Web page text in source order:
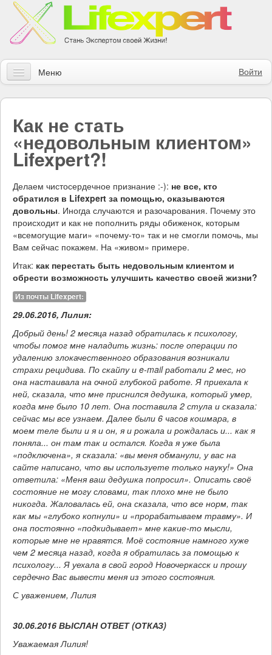
Войти
Меню
Статьи
Инструменты
Обучение
Правила получения заказов
Магазин
Искать
Как не стать
«недовольным клиентом»
Lifexpert?!
Делаем чистосердечное признание :-): не все, кто
обратился в Lifexpert за помощью, оказываются
довольны. Иногда случаются и разочарования. Почему это
происходит и как не пополнить ряды обиженок, которым
«всемогущие маги» «почему-то» так и не смогли помочь, мы
Вам сейчас покажем. На «живом» примере.
Итак: как перестать быть недовольным клиентом и
обрести возможность улучшить качество своей жизни?
Из почты Lifexpert:
29.06.2016, Лилия:
Добрый день! 2 месяца назад обратилась к психологу,
чтобы помог мне наладить жизнь: после операции по
удалению злокачественного образования возникали
страхи рецидива. По скайпу и e-mail работали 2 мес, но
она настаивала на очной глубокой работе. Я приехала к
ней, сказала, что мне приснился дедушка, который умер,
когда мне было 10 лет. Она поставила 2 стула и сказала:
сейчас мы все узнаем. Далее были 6 часов кошмара, в
моем теле были и я и он, я и рожала и рождалась и... как я
поняла... он там так и остался. Когда я уже была
«подключена», я сказала: «вы меня обманули, у вас на
сайте написано, что вы используете только науку!» Она
ответила: «Меня ваш дедушка попросил». Описать своё
состояние не могу словами, так плохо мне не было
никогда. Жаловалась ей, она сказала, что все норм, так
как мы «глубоко копнули» и «прорабатываем травму». И
она постоянно «подкидывает» мне какие-то мысли,
которые мне не нравятся. Моё состояние намного хуже
чем 2 месяца назад, когда я обратилась за помощью к
психологу... Я уехала в свой город Новочеркасск и прошу
сердечно Вас вывести меня из этого состояния.
С уважением, Лилия
30.06.2016 ВЫСЛАН ОТВЕТ (ОТКАЗ)
Уважаемая Лилия!